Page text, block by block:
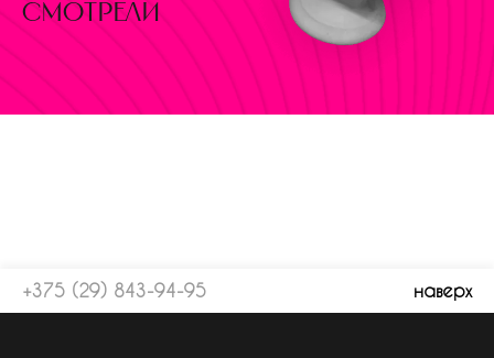
смотрели
+375 (29) 843-94-95 наверх